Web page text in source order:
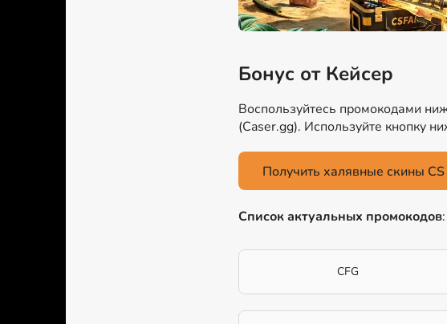
Бонус от Кейсер
Воспользуйтесь промокодами
(Caser.gg). Используйте кнопку
Получить халявные скины
Список актуальных промокодов:
CFG